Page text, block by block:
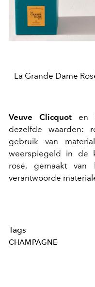
La Grande Dame
Veuve Clicquot en
dezelfde waarden:
gebruik van
weerspiegeld in de
rosé, gemaakt van
verantwoorde
Tags
CHAMPAGNE